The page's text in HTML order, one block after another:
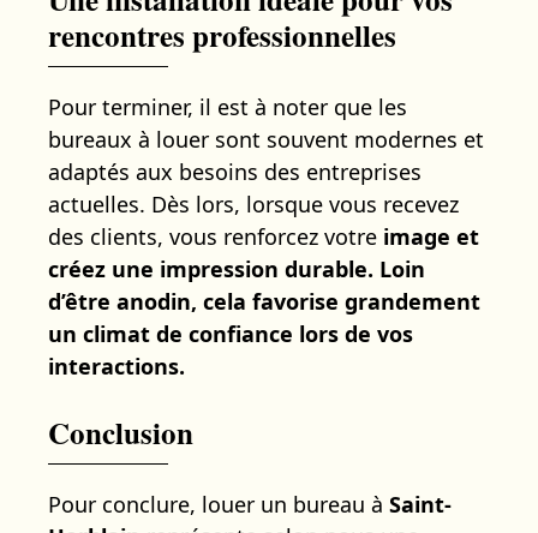
rencontres professionnelles
Pour terminer, il est à noter que les
bureaux à louer sont souvent modernes et
adaptés aux besoins des entreprises
actuelles. Dès lors, lorsque vous recevez
des clients, vous renforcez votre image et
créez une impression durable. Loin
d’être anodin, cela favorise grandement
un climat de confiance lors de vos
interactions.
Conclusion
Pour conclure, louer un bureau à Saint-